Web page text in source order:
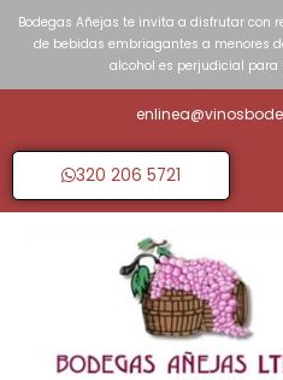
Bodegas Añejas te invita a disfrutar con
de bebidas embriagantes a menores
alcohol es perjudicial para
320 206 5721